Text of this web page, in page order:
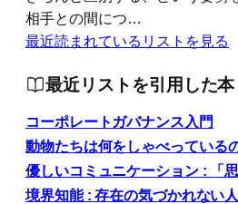
相手との間につ…
最近読まれているリストを見る
最近リストを引用した本
コーポレートガバナンス入門
動物たちは何をしゃべっている
優しいコミュニケーション : 「
境界知能 : 存在の気づかれない